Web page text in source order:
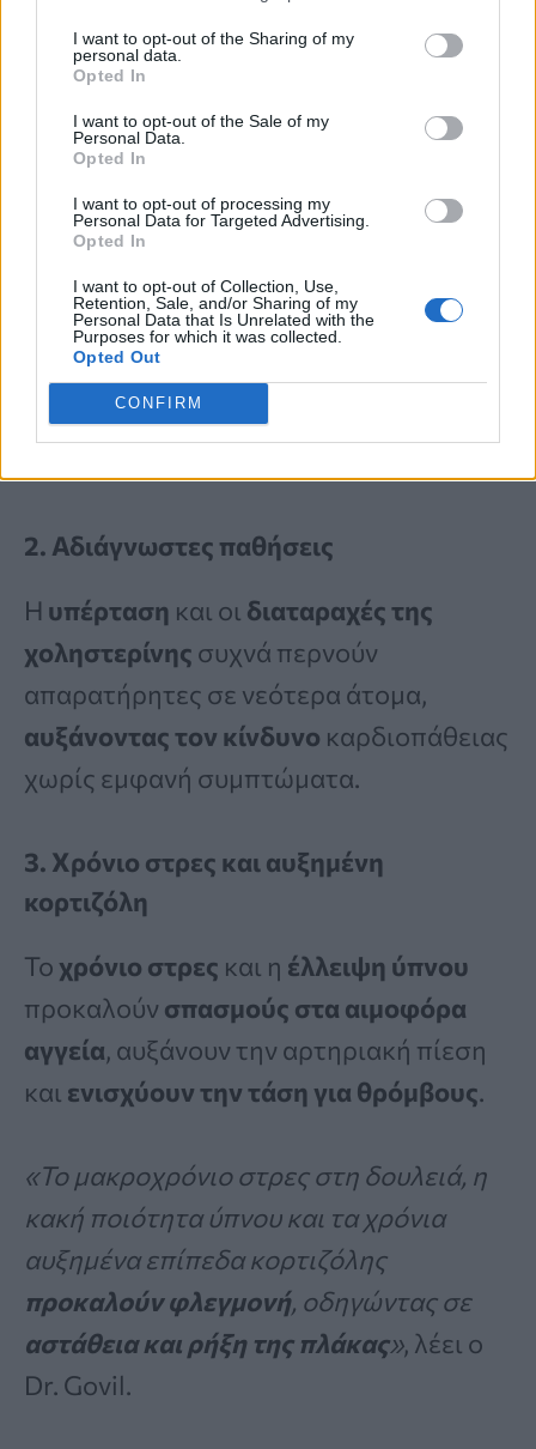
I want to opt-out of the Sharing of my
personal data.
Opted In
I want to opt-out of the Sale of my
Personal Data.
Opted In
I want to opt-out of processing my
Personal Data for Targeted Advertising.
Opted In
I want to opt-out of Collection, Use,
Retention, Sale, and/or Sharing of my
Personal Data that Is Unrelated with the
Purposes for which it was collected.
Opted Out
CONFIRM
Οι συνήθεις εξετάσεις χοληστερίνης
μπορεί να μην εντοπίσουν ειδικούς
γενετικούς δείκτες λιπιδίων, όπως η
αυξημένη Lipoprotein(a). Αυτή η
κατάσταση προκαλείεπιθετική
συσσώρευση πλάκας από την πρώιμη
ενήλικη ζωή.
Γιατί πονάει το στήθος μου; 3 σημάδια
ότι μπορεί να μην είναι έμφραγμα,
2. Αδιάγνωστες παθήσεις
Η υπέρταση και οι διαταραχές της
χοληστερίνης συχνά περνούν
απαρατήρητες σε νεότερα άτομα,
αυξάνοντας τον κίνδυνο καρδιοπάθειας
χωρίς εμφανή συμπτώματα.
3. Χρόνιο στρες και αυξημένη
κορτιζόλη
Το χρόνιο στρες και η έλλειψη ύπνου
προκαλούν σπασμούς στα αιμοφόρα
αγγεία, αυξάνουν την αρτηριακή πίεση
και ενισχύουν την τάση για θρόμβους.
«Το μακροχρόνιο στρες στη δουλειά, η
κακή ποιότητα ύπνου και τα χρόνια
αυξημένα επίπεδα κορτιζόλης
προκαλούν φλεγμονή, οδηγώντας σε
αστάθεια και ρήξη της πλάκας», λέει ο
Dr. Govil.